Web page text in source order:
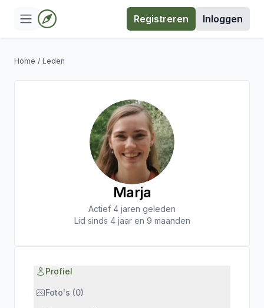
Registreren Inloggen
Home / Leden
Marja
Actief 4 jaren geleden
Lid sinds 4 jaar en 9 maanden
Profiel
Foto's (0)